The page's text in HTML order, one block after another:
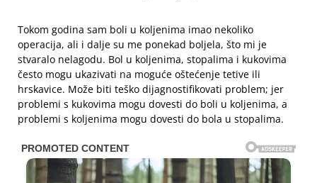
Tokom godina sam boli u koljenima imao nekoliko
operacija, ali i dalje su me ponekad boljela, što mi je
stvaralo nelagodu. Bol u koljenima, stopalima i kukovima
često mogu ukazivati na moguće oštećenje tetive ili
hrskavice. Može biti teško dijagnostifikovati problem; jer
problemi s kukovima mogu dovesti do boli u koljenima, a
problemi s koljenima mogu dovesti do bola u stopalima.